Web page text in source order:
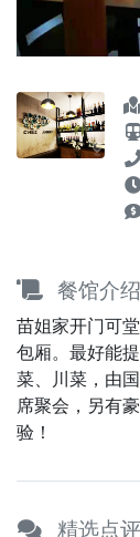
餐馆介绍
苗姐家开门可
包厢。最好能
菜、川菜，由
席聚会，另有
验！
精选点评